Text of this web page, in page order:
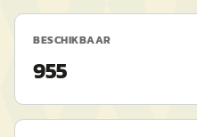
BESCHIKBAAR
955